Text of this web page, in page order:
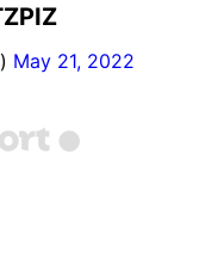
May 21, 2022